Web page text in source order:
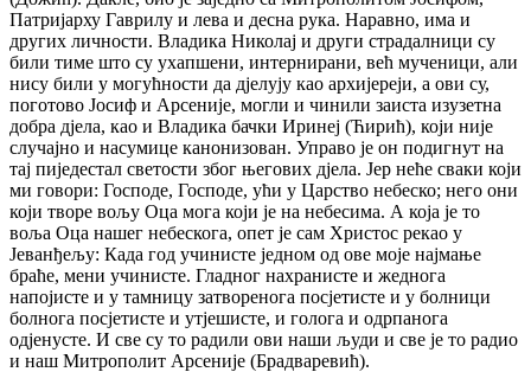
Патријарху Гаврилу и лева и десна рука. Наравно, има и
других личности. Владика Николај и други страдалници су
били тиме што су ухапшени, интернирани, већ мученици, али
нису били у могућности да дјелују као архијереји, а ови су,
поготово Јосиф и Арсеније, могли и чинили заиста изузетна
добра дјела, као и Владика бачки Иринеј (Ћирић), који није
случајно и насумице канонизован. Управо је он подигнут на
тај пиједестал светости због његових дјела. Јер неће сваки који
ми говори: Господе, Господе, ући у Царство небеско; него они
који творе вољу Оца мога који је на небесима. А која је то
воља Оца нашег небескога, опет је сам Христос рекао у
Јеванђељу: Када год учинисте једном од ове моје најмање
браће, мени учинисте. Гладног нахранисте и жеднога
напојисте и у тамницу затворенога посјетисте и у болници
болнога посјетисте и утјешисте, и голога и одрпанога
одјенусте. И све су то радили ови наши људи и све је то радио
и наш Митрополит Арсеније (Брадваревић).